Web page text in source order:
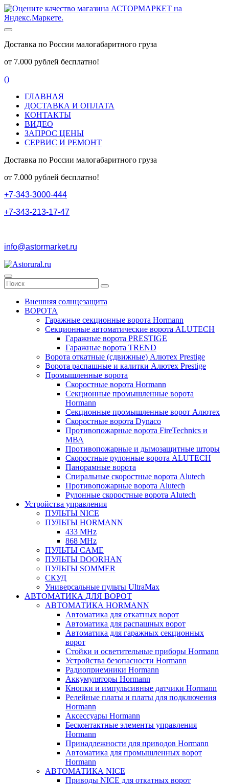
Доставка по России малогабаритного груза
от 7.000 рублей бесплатно!
()
ГЛАВНАЯ
ДОСТАВКА И ОПЛАТА
КОНТАКТЫ
ВИДЕО
ЗАПРОС ЦЕНЫ
СЕРВИС И РЕМОНТ
Доставка по России малогабаритного груза
от 7.000 рублей бесплатно!
+7-343-3000-444
+7-343-213-17-47
info@astormarket.ru
Внешняя солнцезащита
ВОРОТА
Гаражные секционные ворота Hormann
Секционные автоматические ворота ALUTECH
Гаражные ворота PRESTIGE
Гаражные ворота TREND
Ворота откатные (сдвижные) Алютех Prestige
Ворота распашные и калитки Алютех Prestige
Промышленные ворота
Скоростные ворота Hormann
Секционные промышленные ворота
Hormann
Секционные промышленные ворот Алютех
Скоростные ворота Dynaco
Противопожарные ворота FireTechnics и
МВА
Противопожарные и дымозащитные шторы
Скоростные рулонные ворота ALUTECH
Панорамные ворота
Спиральные скоростные ворота Alutech
Противопожарные ворота Alutech
Рулонные скоростные ворота Alutech
Устройства управления
ПУЛЬТЫ NICE
ПУЛЬТЫ HORMANN
433 MHz
868 MHz
ПУЛЬТЫ CAME
ПУЛЬТЫ DOORHAN
ПУЛЬТЫ SOMMER
СКУД
Универсальные пульты UltraMax
АВТОМАТИКА ДЛЯ ВОРОТ
АВТОМАТИКА HORMANN
Автоматика для откатных ворот
Автоматика для распашных ворот
Автоматика для гаражных секционных
ворот
Стойки и осветительные приборы Hormann
Устройства безопасности Hormann
Радиоприемники Hormann
Аккумуляторы Hormann
Кнопки и импульсивные датчики Hormann
Релейные платы и платы для подключения
Hormann
Аксессуары Hormann
Бесконтактные элементы управления
Hormann
Принадлежности для приводов Hormann
Автоматика для промышленных ворот
Hormann
АВТОМАТИКА NICE
Приводы NICE для откатных ворот